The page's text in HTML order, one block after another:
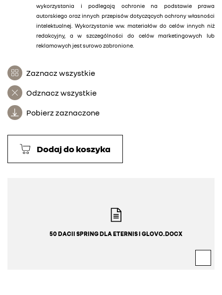
wykorzystania i podlegają ochronie na podstawie prawa
autorskiego oraz innych przepisów dotyczących ochrony własności
intelektualnej. Wykorzystanie ww. materiałów do celów innych niż
redakcyjny, a w szczególności do celów marketingowych lub
reklamowych jest surowo zabronione.
Zaznacz wszystkie
Odznacz wszystkie
Pobierz zaznaczone
Dodaj do koszyka
50 DACII SPRING DLA ETERNIS I GLOVO.DOCX